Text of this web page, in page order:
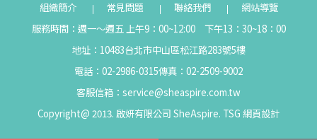
組織簡介 常見問題 聯絡我們
網站導覽
服務時間：週一～週五 上午9：00~12:00 下午13：30~18：00
地址：10483台北市中山區松江路283號5樓
電話：02-2986-0315傳真：02-2509-9002
客服信箱： service@sheaspire.com.tw
Copyright@ 2013. 啟妍有限公司 SheAspire. TSG 網頁設計